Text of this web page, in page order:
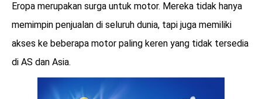
benefit
Eropa merupakan surga untuk motor. Mereka tidak hanya
memimpin penjualan di seluruh dunia, tapi juga memiliki
akses ke beberapa motor paling keren yang tidak tersedia
di AS dan Asia.